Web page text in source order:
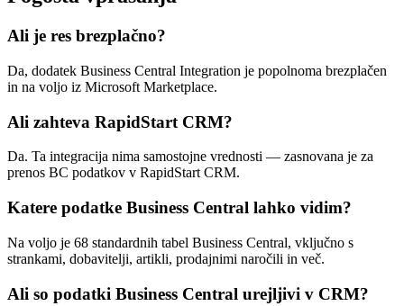
Ali je res brezplačno?
Da, dodatek Business Central Integration je popolnoma brezplačen
in na voljo iz Microsoft Marketplace.
Ali zahteva RapidStart CRM?
Da. Ta integracija nima samostojne vrednosti — zasnovana je za
prenos BC podatkov v RapidStart CRM.
Katere podatke Business Central lahko vidim?
Na voljo je 68 standardnih tabel Business Central, vključno s
strankami, dobavitelji, artikli, prodajnimi naročili in več.
Ali so podatki Business Central urejljivi v CRM?